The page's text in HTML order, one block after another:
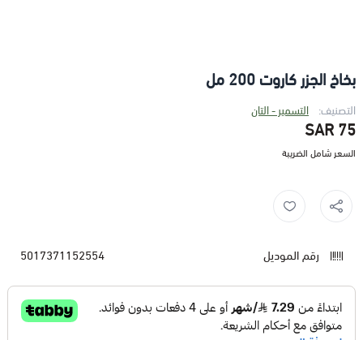
بخاخ الجزر كاروت 200 مل
التصنيف: التسمير - التان
75 SAR
السعر شامل الضريبة
رقم الموديل 5017371152554